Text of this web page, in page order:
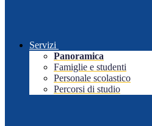
Servizi
Panoramica
Famiglie e studenti
Personale scolastico
Percorsi di studio